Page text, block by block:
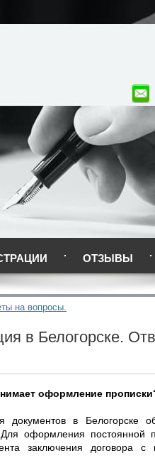
ОТЗЫВЫ
на вопросы.
в Белогорске.
оформление
документов в Белогорске
оформления постоянной
заключения договора